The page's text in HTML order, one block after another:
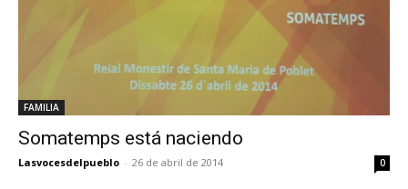
FAMILIA
Somatemps está naciendo
Lasvocesdelpueblo - 26 de abril de 2014 0